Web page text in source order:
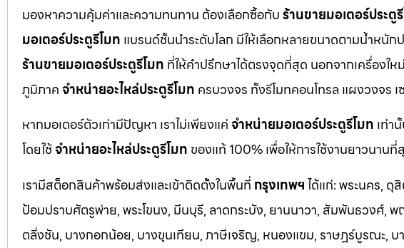
มองหาความคุ้มค่าและความทนทาน ต้องเลือกซื้อกับร้านขายมอเตอร์ประตู
มอเตอร์ประตูรีโมท แบรนด์ชั้นนำระดับโลก มีให้เลือกหลายขนาดตามน้ำหนัก
ร้านขายมอเตอร์ประตูรีโมท ที่ให้คำปรึกษาได้ตรงจุดที่สุด นอกจากเครื่องให
ภูมิภาคจำหน่ายอะไหล่ประตูรีโมท ครบวงจร ทั้งรีโมทคอนโทรล แผงวงจร
หากมอเตอร์ตัวเก่ามีปัญหา เราไม่เพียงแค่จำหน่ายมอเตอร์ประตูรีโมท เท่า
โดยใช้จำหน่ายอะไหล่ประตูรีโมท ของแท้ 100% เพื่อให้การใช้งานยาวนานที่
เรามีสต็อกสินค้าพร้อมส่งและเข้าติดตั้งในพื้นที่ กรุงเทพฯได้แก่: พระนคร, ดุ
ป้อมปราบศัตรูพ่าย, พระโขนง, มีนบุรี, ลาดกระบัง, ยานนาวา, สัมพันธวงศ์,
ตลิ่งชัน, บางกอกน้อย, บางขุนเทียน, ภาษีเจริญ, หนองแขม, ราษฎร์บูรณะ,